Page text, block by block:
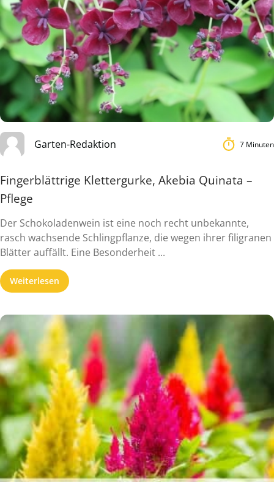
Garten-Redaktion 7 Minuten
Fingerblättrige Klettergurke, Akebia Quinata –
Pflege
Der Schokoladenwein ist eine noch recht unbekannte,
rasch wachsende Schlingpflanze, die wegen ihrer filigranen
Blätter auffällt. Eine Besonderheit ...
Weiterlesen